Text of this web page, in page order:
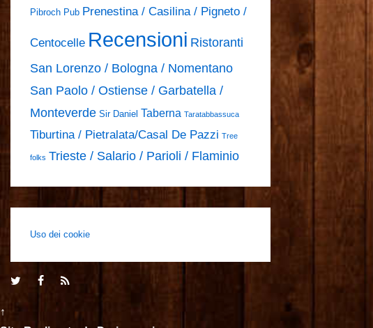
Pibroch Pub Prenestina / Casilina / Pigneto /
Centocelle Recensioni Ristoranti
San Lorenzo / Bologna / Nomentano
San Paolo / Ostiense / Garbatella /
Monteverde Sir Daniel Taberna Taratabbassuca
Tiburtina / Pietralata/Casal De Pazzi Tree
folks Trieste / Salario / Parioli / Flaminio
Uso dei cookie
↑